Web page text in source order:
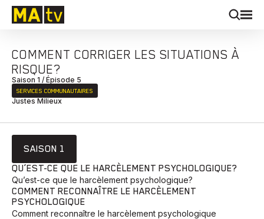
COMMENT CORRIGER LES SITUATIONS À
RISQUE?
Saison 1 / Épisode 5
SERVICES COMMUNAUTAIRES
Justes Milieux
SAISON 1
QU’EST-CE QUE LE HARCÈLEMENT PSYCHOLOGIQUE?
Qu’est-ce que le harcèlement psychologique?
COMMENT RECONNAÎTRE LE HARCÈLEMENT
PSYCHOLOGIQUE
Comment reconnaître le harcèlement psychologique